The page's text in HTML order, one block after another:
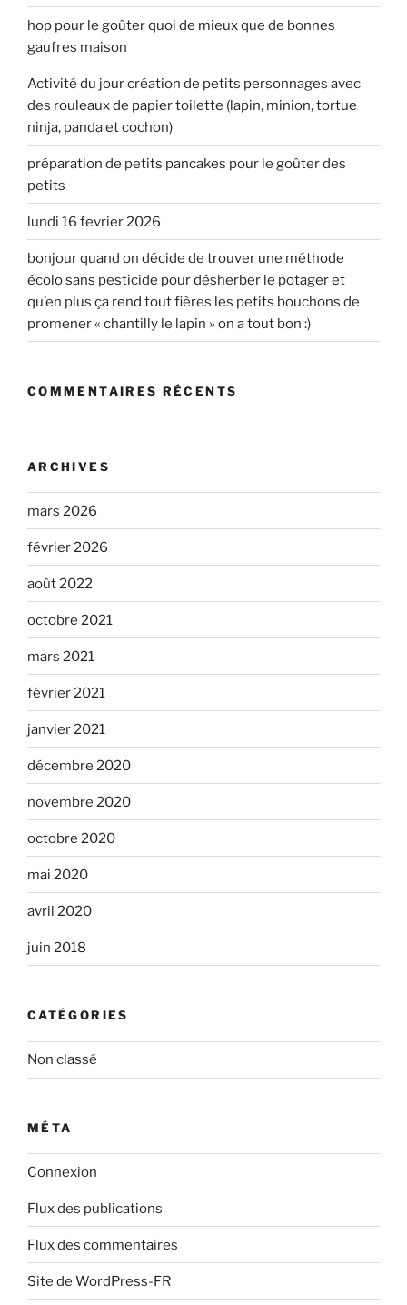
hop pour le goûter quoi de mieux que de bonnes
gaufres maison
Activité du jour création de petits personnages avec
des rouleaux de papier toilette (lapin, minion, tortue
ninja, panda et cochon)
préparation de petits pancakes pour le goûter des
petits
lundi 16 fevrier 2026
bonjour quand on décide de trouver une méthode
écolo sans pesticide pour désherber le potager et
qu’en plus ça rend tout fières les petits bouchons de
promener « chantilly le lapin » on a tout bon :)
COMMENTAIRES RÉCENTS
ARCHIVES
mars 2026
février 2026
août 2022
octobre 2021
mars 2021
février 2021
janvier 2021
décembre 2020
novembre 2020
octobre 2020
mai 2020
avril 2020
juin 2018
CATÉGORIES
Non classé
MÉTA
Connexion
Flux des publications
Flux des commentaires
Site de WordPress-FR